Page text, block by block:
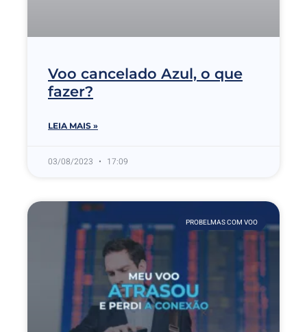
Voo cancelado Azul, o que
fazer?
LEIA MAIS »
03/08/2023 17:09
PROBELMAS COM VOO